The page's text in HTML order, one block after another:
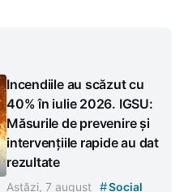
Incendiile au scăzut cu
40% în iulie 2026. IGSU:
Măsurile de prevenire și
intervențiile rapide au dat
rezultate
Astăzi, 7 august #Social